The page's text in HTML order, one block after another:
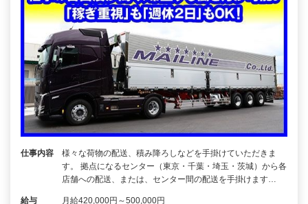
仕事内容
様々な荷物の配送、積み降ろしなどを手掛けていただきま
す。 拠点になるセンター（東京・千葉・埼玉・茨城）から各
店舗への配送、または、センター間の配送を手掛けます…
給与 月給420,000円～500,000円